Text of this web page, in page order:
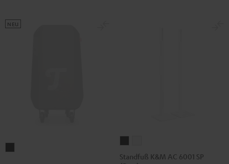
NEU
K&M K&M
Standfuß K&M AC 6001 SP